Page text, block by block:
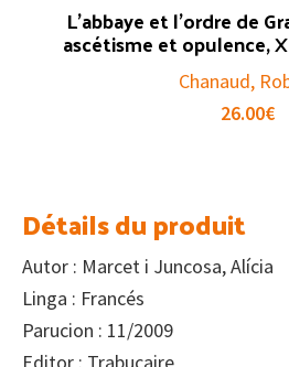
L’abbaye et l’ordre de
ascétisme et opulence,
Chanaud,
26.00€
Détails du produit
Autor : Marcet i Juncosa, Alícia
Linga : Francés
Parucion : 11/2009
Editor : Trabucaire